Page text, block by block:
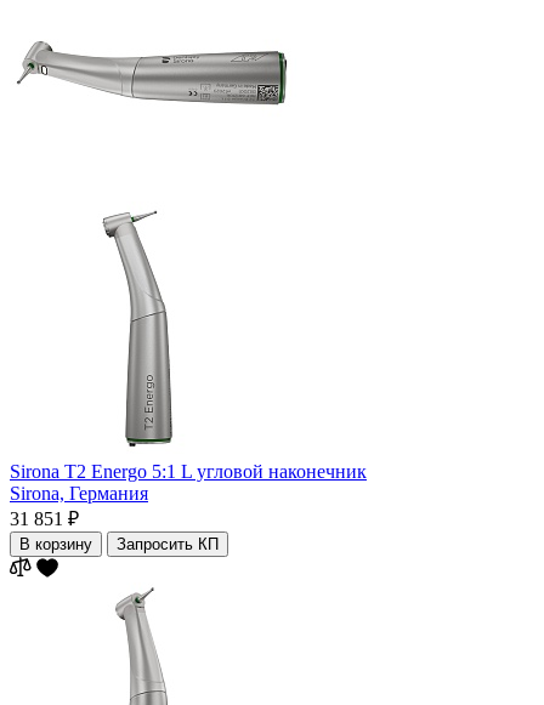
Sirona T2 Energo 5:1 L угловой наконечник
Sirona, Германия
31 851 ₽
В корзину Запросить КП